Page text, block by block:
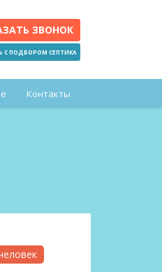
ЗВОНОК
ПОДБОРОМ СЕПТИКА
Контакты